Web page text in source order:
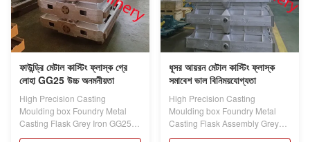
ফাউন্ড্রি মেটাল কাস্টিং ফ্লাস্ক গ্রে
লোহা GG25 উচ্চ অনমনীয়তা
High Precision Casting
Moulding box Foundry Metal
Casting Flask Grey Iron GG25
Good...
ধূসর আয়রন মেটাল কাস্টিং ফ্লাস্ক
সমাবেশ ভাল বিনিময়যোগ্যতা
High Precision Casting
Moulding box Foundry Metal
Casting Flask Assembly Grey
Iron Good...